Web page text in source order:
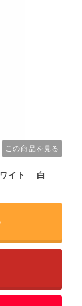
この商品を見る
イト 白